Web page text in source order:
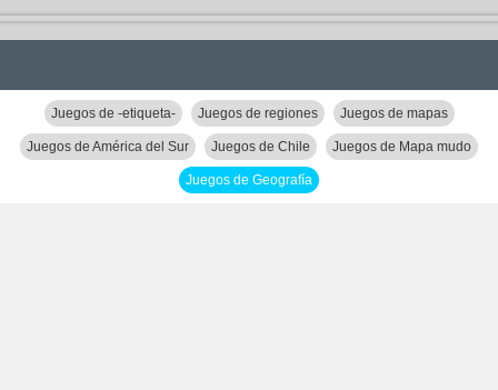
Juegos de -etiqueta- Juegos de regiones Juegos de mapas
Juegos de América del Sur Juegos de Chile Juegos de Mapa mudo
Juegos de Geografía